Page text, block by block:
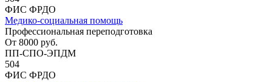
ФИС ФРДО
Медико-социальная помощь
Профессиональная переподготовка
От 8000 руб.
ПП-СПО-ЭПДМ
504
ФИС ФРДО